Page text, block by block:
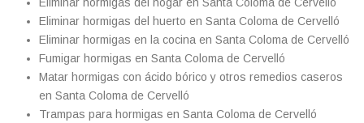
Eliminar hormigas del huerto en Santa Coloma de Cervelló
Eliminar hormigas en la cocina en Santa Coloma de Cervelló
Fumigar hormigas en Santa Coloma de Cervelló
Matar hormigas con ácido bórico y otros remedios caseros
en Santa Coloma de Cervelló
Trampas para hormigas en Santa Coloma de Cervelló